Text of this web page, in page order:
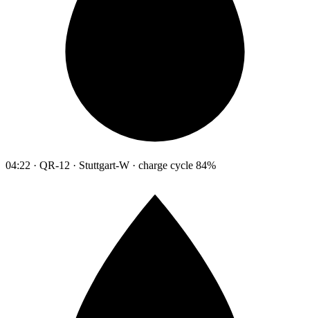
04:22 · QR-12 · Stuttgart-W · charge cycle 84%